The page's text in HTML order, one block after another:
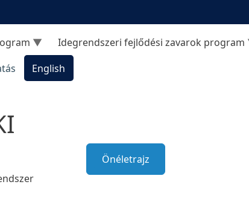
Idegrendszeri fejlődési zavarok program
English
Önéletrajz